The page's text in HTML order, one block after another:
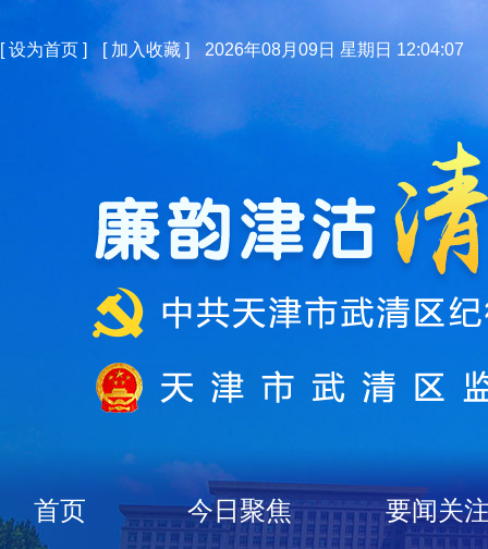
[设为首页 ] [ 加入收藏 ] 2026年08月09日 星期日 12:04:08
首页 今日聚焦 要闻关